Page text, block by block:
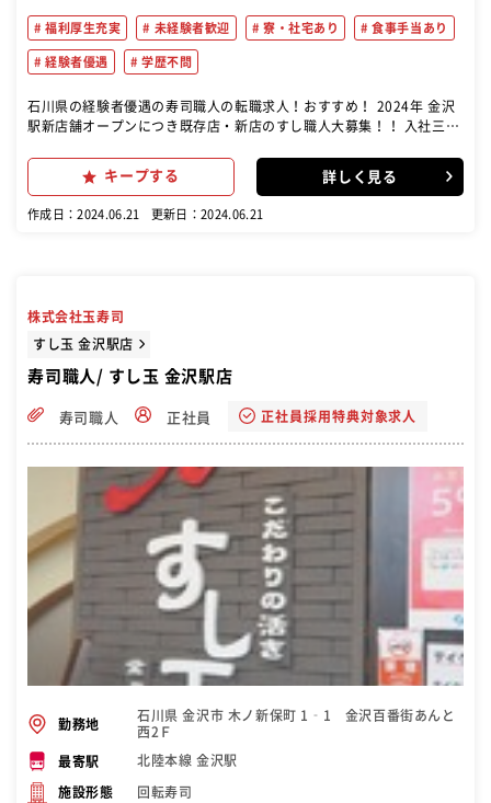
福利厚生充実 未経験者歓迎 寮・社宅あり 食事手当あり
経験者優遇 学歴不問
石川県の経験者優遇の寿司職人の転職求人！おすすめ！ 2024年 金沢
駅新店舗オープンにつき既存店・新店のすし職人大募集！！ 入社三か
ープンまでは、既存店にて研修もできます。 ＜お仕事について＞ 回転
寿司店で寿司の調理､接客をお任せします｡ 3ヶ月の研修を終えた後に
は全額支給
キープする 詳しく見る
作成日：2024.06.21 更新日：2024.06.21
株式会社玉寿司
すし玉 金沢駅店
寿司職人/ すし玉 金沢駅店
寿司職人 正社員 正社員採用特典対象求人
勤務地
石川県 金沢市 木ノ新保町 1‐1 金沢百番街あんと
西2Ｆ
最寄駅 北陸本線 金沢駅
施設形態 回転寿司